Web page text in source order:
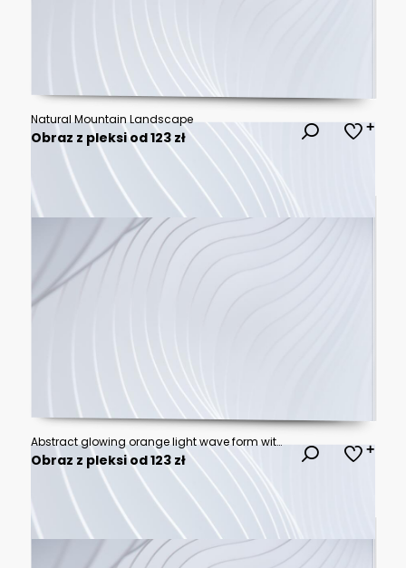
Natural Mountain Landscape
Obraz z pleksi od 123 zł
Abstract glowing orange light wave form with soft blurred gradient and dark atmospheric texture
Obraz z pleksi od 123 zł